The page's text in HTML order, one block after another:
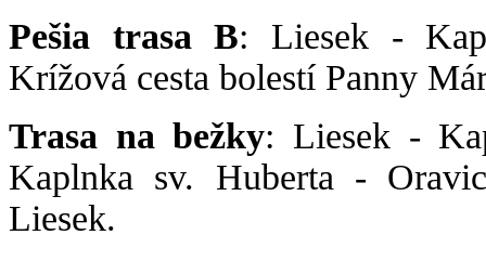
Pešia trasa B: Liesek -
Krížová cesta bolestí Panny
Trasa na bežky: Liesek -
Kaplnka sv. Huberta -
Liesek.